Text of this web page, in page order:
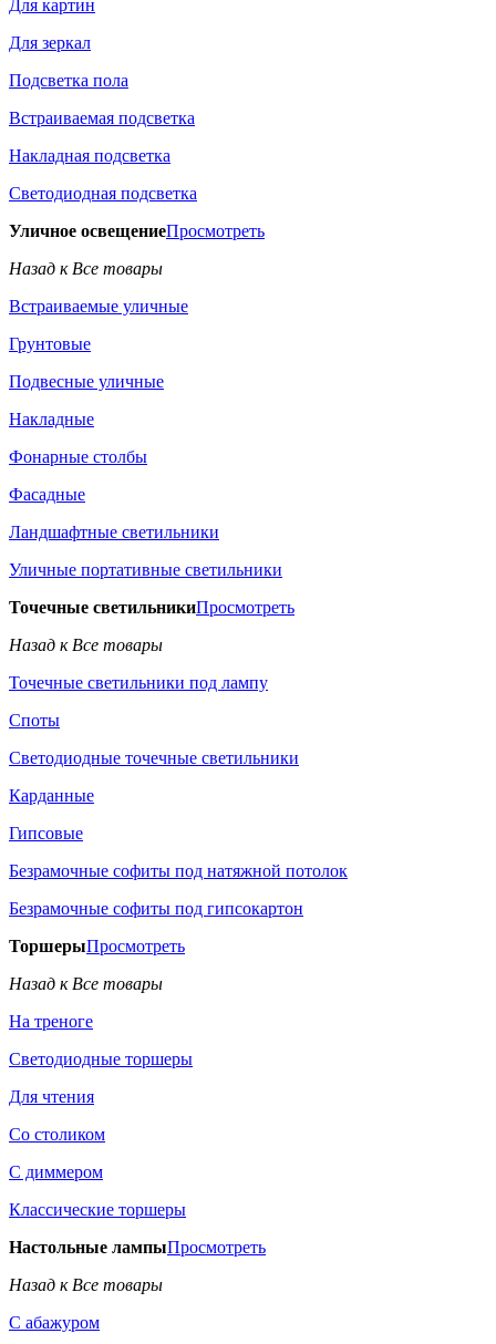
Для картин
Для зеркал
Подсветка пола
Встраиваемая подсветка
Накладная подсветка
Светодиодная подсветка
Уличное освещениеПросмотреть
Назад к Все товары
Встраиваемые уличные
Грунтовые
Подвесные уличные
Накладные
Фонарные столбы
Фасадные
Ландшафтные светильники
Уличные портативные светильники
Точечные светильникиПросмотреть
Назад к Все товары
Точечные светильники под лампу
Споты
Светодиодные точечные светильники
Карданные
Гипсовые
Безрамочные софиты под натяжной потолок
Безрамочные софиты под гипсокартон
ТоршерыПросмотреть
Назад к Все товары
На треноге
Светодиодные торшеры
Для чтения
Со столиком
С диммером
Классические торшеры
Настольные лампыПросмотреть
Назад к Все товары
С абажуром